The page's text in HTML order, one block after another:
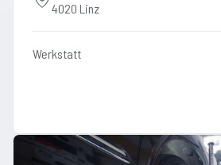
4020 Linz
Werkstatt